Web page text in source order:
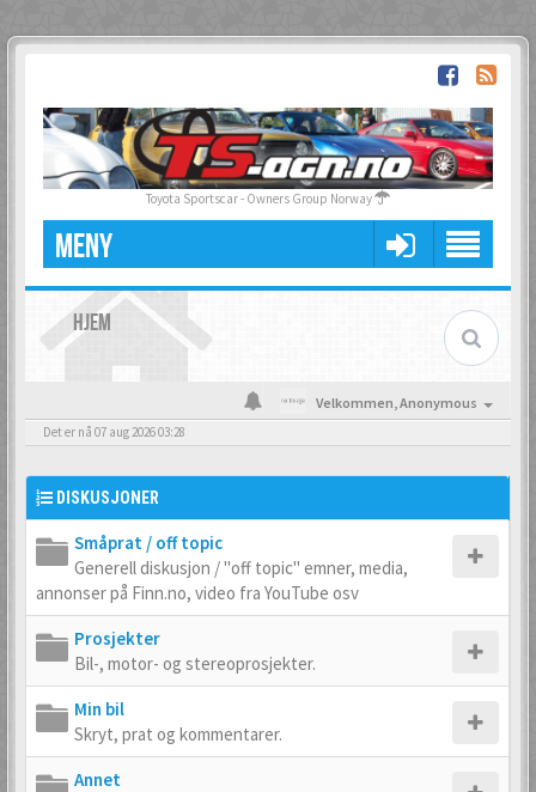
Toyota Sportscar - Owners Group Norway
MENY
HJEM
Velkommen,Anonymous
Det er nå 07 aug 2026 03:28
DISKUSJONER
Småprat / off topic
Generell diskusjon / "off topic" emner, media,
annonser på Finn.no, video fra YouTube osv
Prosjekter
Bil-, motor- og stereoprosjekter.
Min bil
Skryt, prat og kommentarer.
Annet